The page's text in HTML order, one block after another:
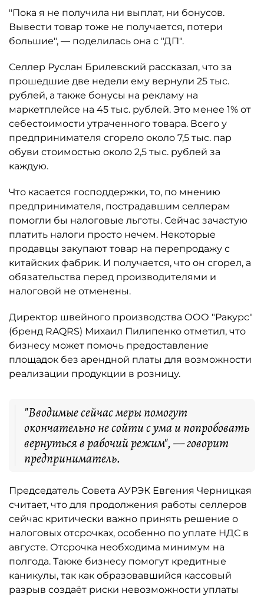
"Пока я не получила ни выплат, ни бонусов.
Вывести товар тоже не получается, потери
большие", — поделилась она с "ДП".
Селлер Руслан Брилевский рассказал, что за
прошедшие две недели ему вернули 25 тыс.
рублей, а также бонусы на рекламу на
маркетплейсе на 45 тыс. рублей. Это менее 1% от
себестоимости утраченного товара. Всего у
предпринимателя сгорело около 7,5 тыс. пар
обуви стоимостью около 2,5 тыс. рублей за
каждую.
Что касается господдержки, то, по мнению
предпринимателя, пострадавшим селлерам
помогли бы налоговые льготы. Сейчас зачастую
платить налоги просто нечем. Некоторые
продавцы закупают товар на перепродажу с
китайских фабрик. И получается, что он сгорел, а
обязательства перед производителями и
налоговой не отменены.
Директор швейного производства ООО "Ракурс"
(бренд RAQRS) Михаил Пилипенко отметил, что
бизнесу может помочь предоставление
площадок без арендной платы для возможности
реализации продукции в розницу.
"Вводимые сейчас меры помогут
окончательно не сойти с ума и попробовать
вернуться в рабочий режим", — говорит
предприниматель.
Председатель Совета АУРЭК Евгения Черницкая
считает, что для продолжения работы селлеров
сейчас критически важно принять решение о
налоговых отсрочках, особенно по уплате НДС в
августе. Отсрочка необходима минимум на
полгода. Также бизнесу помогут кредитные
каникулы, так как образовавшийся кассовый
разрыв создаёт риски невозможности уплаты